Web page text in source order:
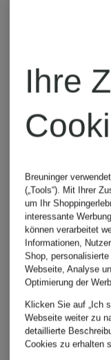
Ihre
Breuninger
(„Tools“). Mit Ihrer
um Ihr
interessante
können verarbeitet
Informationen,
Shop,
Webseite, Analyse
Optimierung der
Klicken Sie auf „Ich
Webseite weiter zu
detaillierte
Cookies zu erhalten